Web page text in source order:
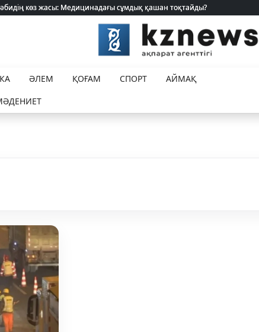
көз жасы: Медицинадағы сұмдық қашан тоқтайды?
көз жасы: Медицинадағы сұмдық қашан тоқтайды?
ӘЛЕМ ҚОҒАМ СПОРТ
АЙМАҚ